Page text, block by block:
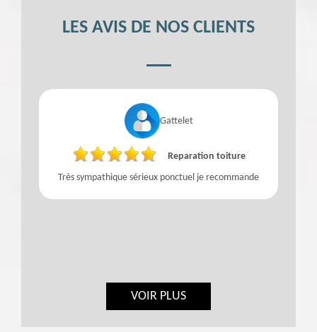
LES AVIS DE NOS CLIENTS
Gattelet
Reparation toiture
Très sympathique sérieux ponctuel je recommande
VOIR PLUS